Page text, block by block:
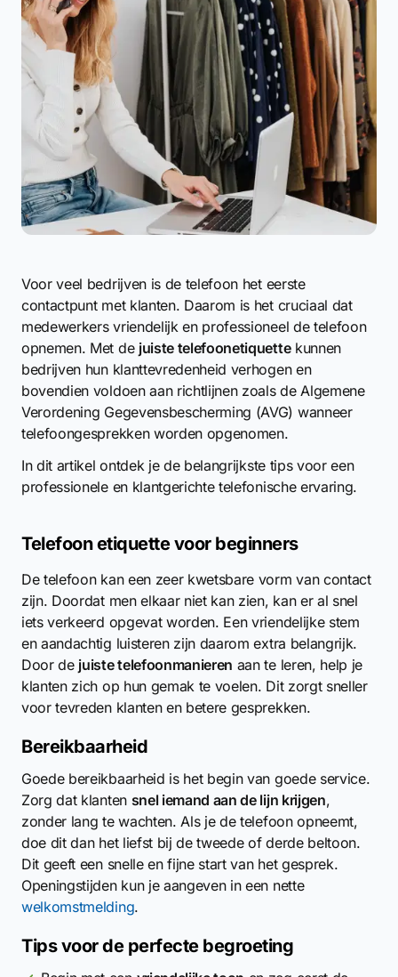
Voor veel bedrijven is de telefoon het eerste
contactpunt met klanten. Daarom is het cruciaal dat
medewerkers vriendelijk en professioneel de telefoon
opnemen. Met de juiste telefoonetiquettekunnen
bedrijven hun klanttevredenheid verhogen en
bovendien voldoen aan richtlijnen zoals de Algemene
Verordening Gegevensbescherming (AVG) wanneer
telefoongesprekken worden opgenomen.
In dit artikel ontdek je de belangrijkste tips voor een
professionele en klantgerichte telefonische ervaring.
Telefoon etiquette voor beginners
De telefoon kan een zeer kwetsbare vorm van contact
zijn. Doordat men elkaar niet kan zien, kan er al snel
iets verkeerd opgevat worden. Een vriendelijke stem
en aandachtig luisteren zijn daarom extra belangrijk.
Door de juiste telefoonmanieren aan te leren, help je
klanten zich op hun gemak te voelen. Dit zorgt sneller
voor tevreden klanten en betere gesprekken.
Bereikbaarheid
Goede bereikbaarheid is het begin van goede service.
Zorg dat klanten snel iemand aan de lijn krijgen,
zonder lang te wachten. Als je de telefoon opneemt,
doe dit dan het liefst bij de tweede of derde beltoon.
Dit geeft een snelle en fijne start van het gesprek.
Openingstijden kun je aangeven in een nette
welkomstmelding.
Tips voor de perfecte begroeting